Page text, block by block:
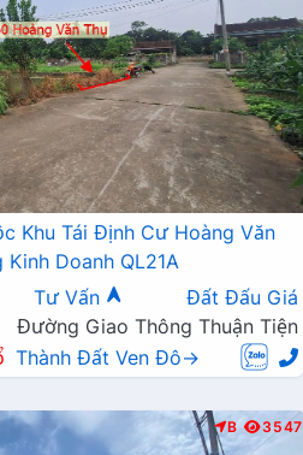
Khu Tái Định Cư Hoàng Văn
Doanh QL21A
Tư Vấn
Đất Đấu Giá
Đường Giao Thông Thuận Tiện
Thành Đất Ven Đô→
B 3547